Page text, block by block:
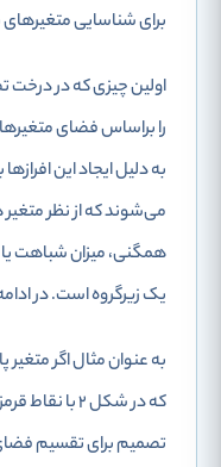
برای شناسایی
اولین چیزی که در درخت
را براساس فضای
به دلیل ایجاد این
می‌شوند که از نظر
همگنی، میزان شباهت
یک زیرگروه است. در
که در شکل 2
تصمیم برای تقسیم